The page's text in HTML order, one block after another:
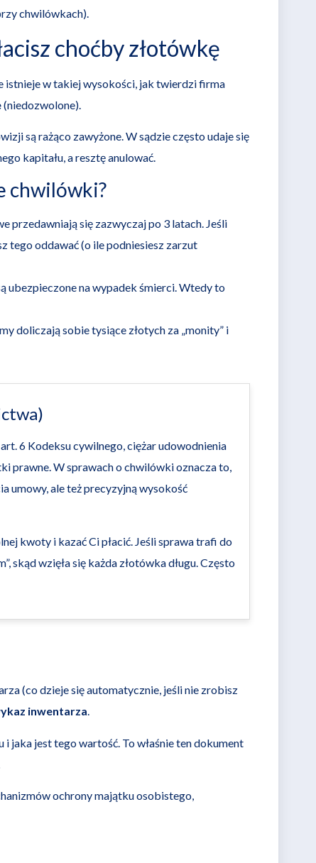
chwilówkach).
choćby złotówkę
istnieje w takiej wysokości, jak twierdzi firma
(niedozwolone).
są rażąco zawyżone. W sądzie często udaje się
kapitału, a resztę anulować.
chwilówki?
przedawniają się zazwyczaj po 3 latach. Jeśli
tego oddawać (o ile podniesiesz zarzut
ubezpieczone na wypadek śmierci. Wtedy to
doliczają sobie tysiące złotych za „monity” i
6 Kodeksu cywilnego, ciężar udowodnienia
prawne. W sprawach o chwilówki oznacza to,
umowy, ale też precyzyjną wysokość
kwoty i kazać Ci płacić. Jeśli sprawa trafi do
skąd wzięła się każda złotówka długu. Często
(co dzieje się automatycznie, jeśli nie zrobisz
inwentarza.
jaka jest tego wartość. To właśnie ten dokument
ochrony majątku osobistego,